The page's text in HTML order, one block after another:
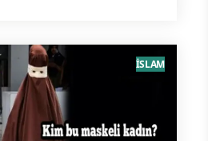
İSLAM